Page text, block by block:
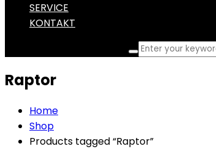
SERVICE
KONTAKT
Raptor
Home
Shop
Products tagged “Raptor”